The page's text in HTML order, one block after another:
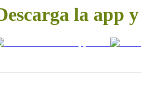
la app